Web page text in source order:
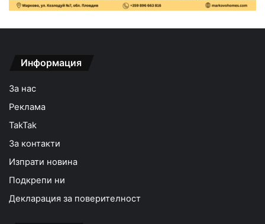
Информация
За нас
Реклама
TakTak
За контакти
Изпрати новина
Подкрепи ни
Декларация за поверителност